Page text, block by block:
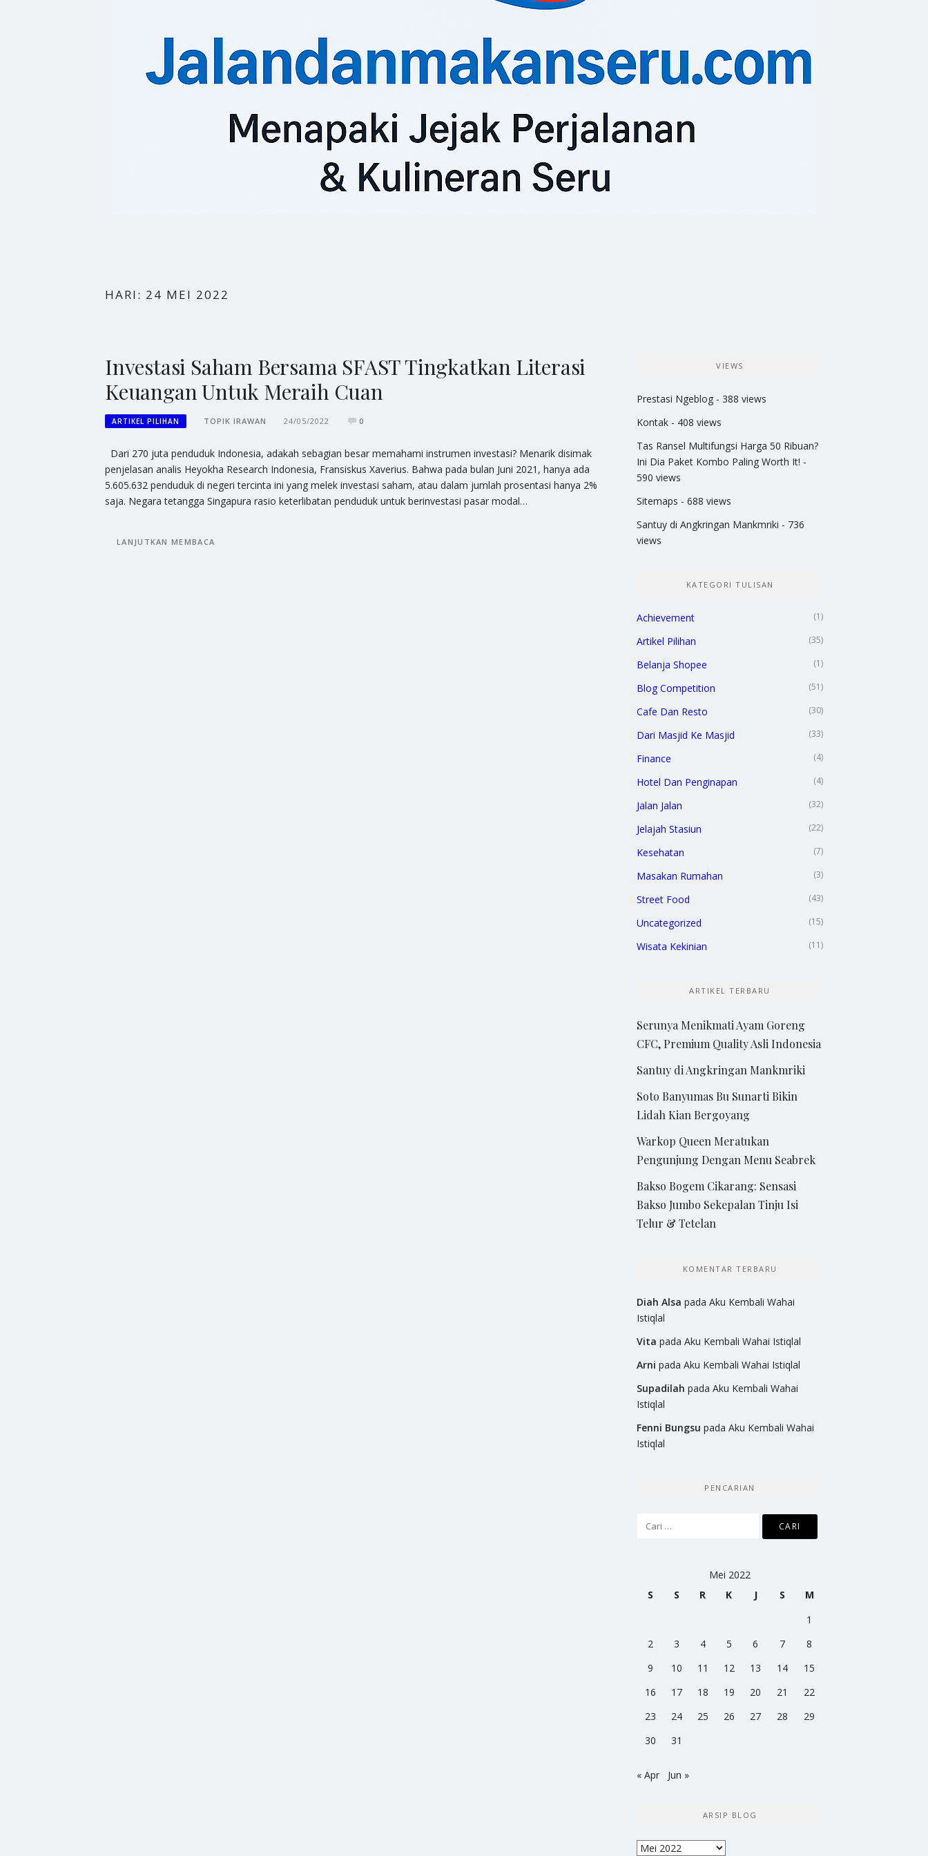
HARI: 24 MEI 2022
Investasi Saham Bersama SFAST Tingkatkan Literasi
Keuangan Untuk Meraih Cuan
ARTIKEL PILIHAN TOPIK IRAWAN 24/05/2022 0
Dari 270 juta penduduk Indonesia, adakah sebagian besar memahami instrumen investasi? Menarik disimak
penjelasan analis Heyokha Research Indonesia, Fransiskus Xaverius. Bahwa pada bulan Juni 2021, hanya ada
5.605.632 penduduk di negeri tercinta ini yang melek investasi saham, atau dalam jumlah prosentasi hanya 2%
saja. Negara tetangga Singapura rasio keterlibatan penduduk untuk berinvestasi pasar modal…
LANJUTKAN MEMBACA
VIEWS
Prestasi Ngeblog - 388 views
Kontak - 408 views
Tas Ransel Multifungsi Harga 50 Ribuan?
Ini Dia Paket Kombo Paling Worth It! -
590 views
Sitemaps - 688 views
Santuy di Angkringan Mankmriki - 736
views
KATEGORI TULISAN
Achievement (1)
Artikel Pilihan (35)
Belanja Shopee (1)
Blog Competition (51)
Cafe Dan Resto (30)
Dari Masjid Ke Masjid (33)
Finance (4)
Hotel Dan Penginapan (4)
Jalan Jalan (32)
Jelajah Stasiun (22)
Kesehatan (7)
Masakan Rumahan (3)
Street Food (43)
Uncategorized (15)
Wisata Kekinian (11)
ARTIKEL TERBARU
Serunya Menikmati Ayam Goreng
CFC, Premium Quality Asli Indonesia
Santuy di Angkringan Mankmriki
Soto Banyumas Bu Sunarti Bikin
Lidah Kian Bergoyang
Warkop Queen Meratukan
Pengunjung Dengan Menu Seabrek
Bakso Bogem Cikarang: Sensasi
Bakso Jumbo Sekepalan Tinju Isi
Telur & Tetelan
KOMENTAR TERBARU
Diah Alsa pada Aku Kembali Wahai
Istiqlal
Vita pada Aku Kembali Wahai Istiqlal
Arni pada Aku Kembali Wahai Istiqlal
Supadilah pada Aku Kembali Wahai
Istiqlal
Fenni Bungsu pada Aku Kembali Wahai
Istiqlal
PENCARIAN
Cari
Mei 2022
S
S R K J S
M
1
2
3 4 5 6 7
8
9
10 11 12 13 14
15
16
17 18 19 20 21
22
23
24 25 26 27 28
29
30
31
« Apr Jun »
ARSIP BLOG
Arsip